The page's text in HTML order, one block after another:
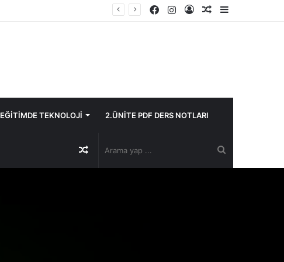
Kenar
Rastgele
Kayıt
Instagram
Facebook
EĞİTİMDE TEKNOLOJİ 2.ÜNİTE PDF DERS NOTLARI
Rastgele